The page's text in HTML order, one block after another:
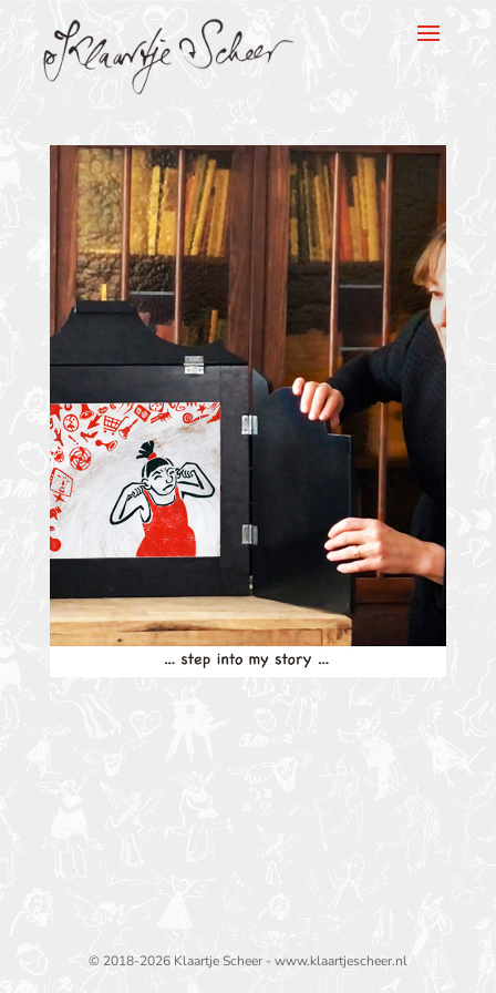
Klaartje Scheer
© 2018-2026 Klaartje Scheer - www.klaartjescheer.nl